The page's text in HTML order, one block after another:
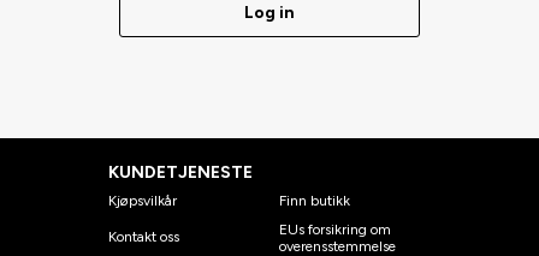
Log in
KUNDETJENESTE
Kjøpsvilkår
Kontakt oss
Finn butikk
EUs forsikring om
overensstemmelse